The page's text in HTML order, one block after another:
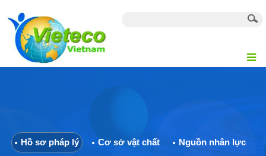
Hồ sơ pháp lý Cơ sở vật chất
Nguồn nhân lực